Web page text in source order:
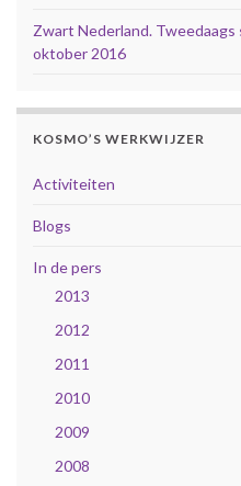
Zwart Nederland.
oktober 2016
KOSMO’S WERKWIJZER
Activiteiten
Blogs
In de pers
2013
2012
2011
2010
2009
2008